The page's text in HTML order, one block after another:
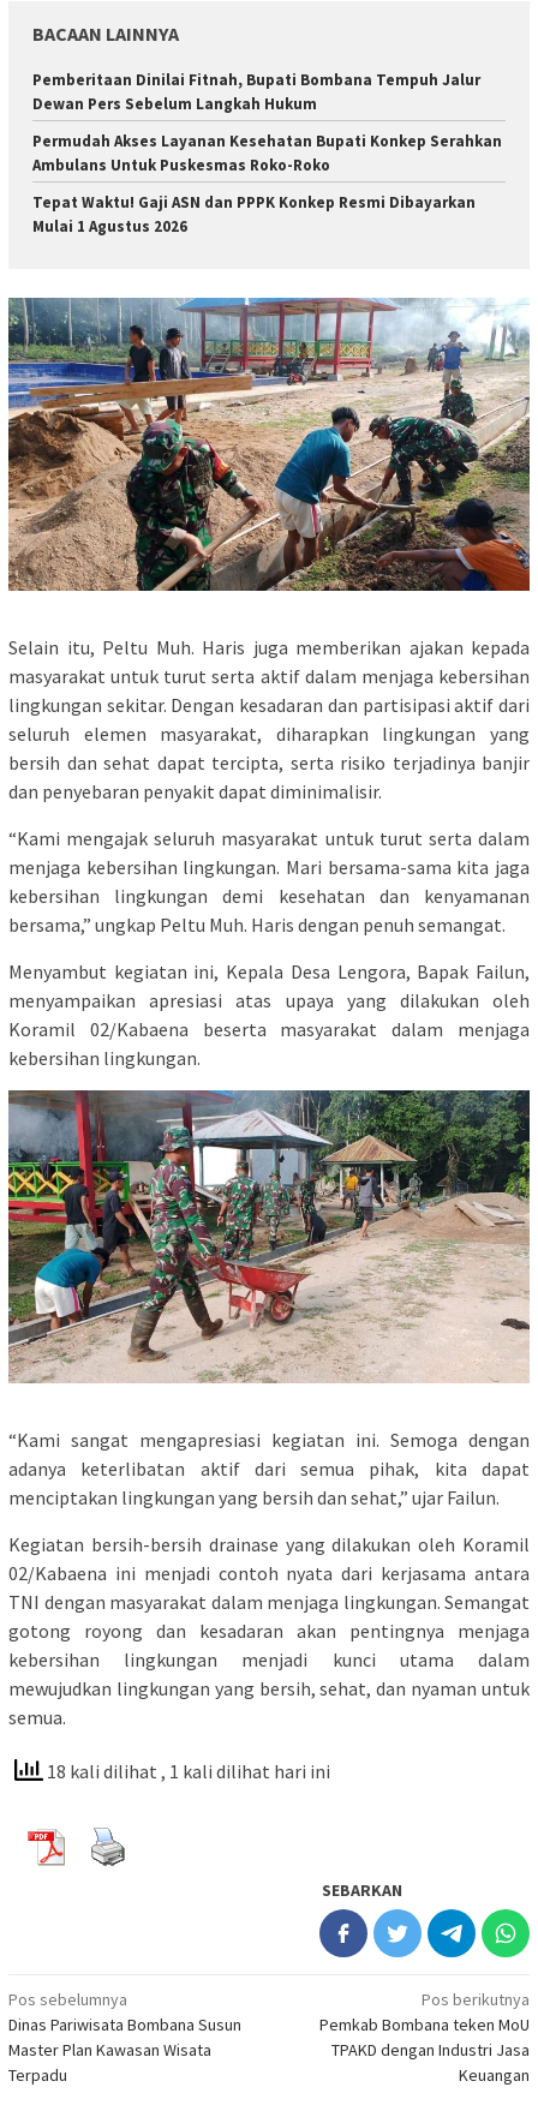
BACAAN LAINNYA
Pemberitaan Dinilai Fitnah, Bupati Bombana Tempuh Jalur
Dewan Pers Sebelum Langkah Hukum
Permudah Akses Layanan Kesehatan Bupati Konkep Serahkan
Ambulans Untuk Puskesmas Roko-Roko
Tepat Waktu! Gaji ASN dan PPPK Konkep Resmi Dibayarkan
Mulai 1 Agustus 2026
Selain itu, Peltu Muh. Haris juga memberikan ajakan kepada
masyarakat untuk turut serta aktif dalam menjaga kebersihan
lingkungan sekitar. Dengan kesadaran dan partisipasi aktif dari
seluruh elemen masyarakat, diharapkan lingkungan yang
bersih dan sehat dapat tercipta, serta risiko terjadinya banjir
dan penyebaran penyakit dapat diminimalisir.
“Kami mengajak seluruh masyarakat untuk turut serta dalam
menjaga kebersihan lingkungan. Mari bersama-sama kita jaga
kebersihan lingkungan demi kesehatan dan kenyamanan
bersama,” ungkap Peltu Muh. Haris dengan penuh semangat.
Menyambut kegiatan ini, Kepala Desa Lengora, Bapak Failun,
menyampaikan apresiasi atas upaya yang dilakukan oleh
Koramil 02/Kabaena beserta masyarakat dalam menjaga
kebersihan lingkungan.
“Kami sangat mengapresiasi kegiatan ini. Semoga dengan
adanya keterlibatan aktif dari semua pihak, kita dapat
menciptakan lingkungan yang bersih dan sehat,” ujar Failun.
Kegiatan bersih-bersih drainase yang dilakukan oleh Koramil
02/Kabaena ini menjadi contoh nyata dari kerjasama antara
TNI dengan masyarakat dalam menjaga lingkungan. Semangat
gotong royong dan kesadaran akan pentingnya menjaga
kebersihan lingkungan menjadi kunci utama dalam
mewujudkan lingkungan yang bersih, sehat, dan nyaman untuk
semua.
18 kali dilihat , 1 kali dilihat hari ini
SEBARKAN
Navigasi
pos
Pos sebelumnya
Dinas Pariwisata Bombana Susun
Master Plan Kawasan Wisata
Terpadu
Pos berikutnya
Pemkab Bombana teken MoU
TPAKD dengan Industri Jasa
Keuangan